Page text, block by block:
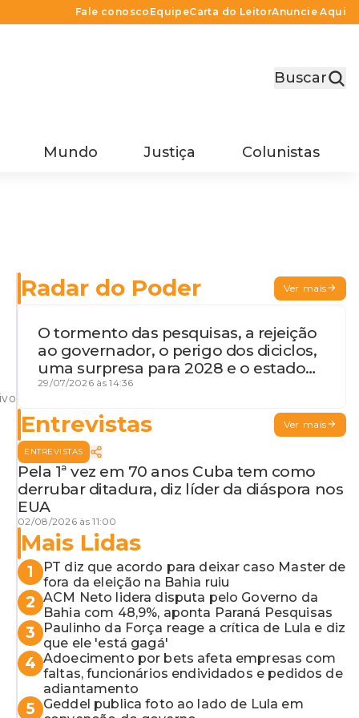
Fale conosco EquipeCarta do LeitorAnuncie Aqui
Buscar
Mundo Justiça Colunistas
Radar do Poder Ver mais
O tormento das pesquisas, a rejeição
ao governador, o perigo dos diciclos,
uma surpresa para 2028 e o estado
de terceira guerra mundial
29/07/2026 às 14:36
Entrevistas Ver mais
ENTREVISTAS
Pela 1ª vez em 70 anos Cuba tem como
derrubar ditadura, diz líder da diáspora nos
EUA
02/08/2026 às 11:00
Mais Lidas
1
PT diz que acordo para deixar caso Master de
fora da eleição na Bahia ruiu
2 ACM Neto lidera disputa pelo Governo da
Bahia com 48,9%, aponta Paraná Pesquisas
3
Paulinho da Força reage a crítica de Lula e diz
que ele 'está gagá'
4 Adoecimento por bets afeta empresas com
faltas, funcionários endividados e pedidos de
adiantamento
5
Geddel publica foto ao lado de Lula em